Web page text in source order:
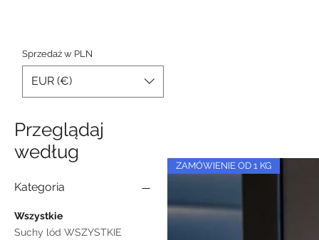
Sprzedaż w PLN
EUR (€)
Przeglądaj
według
Kategoria
Wszystkie
Suchy lód WSZYSTKIE
ZAMÓWIENIE OD 1 KG